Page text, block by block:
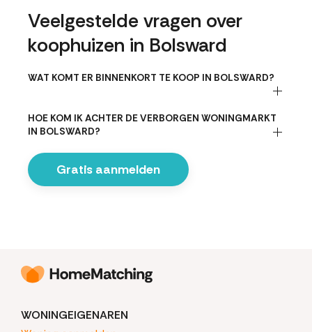
Veelgestelde vragen over
koophuizen in Bolsward
WAT KOMT ER BINNENKORT TE KOOP IN BOLSWARD?
HOE KOM IK ACHTER DE VERBORGEN WONINGMARKT
IN BOLSWARD?
Gratis aanmelden
WONINGEIGENAREN